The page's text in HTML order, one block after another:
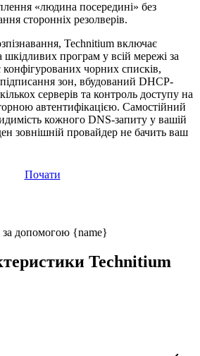
«людина посередині» без
сторонніх резолверів.
Technitium включає
програм у всій мережі за
чорних списків,
зон, вбудований DHCP-
серверів та контроль доступу на
автентифікацією. Самостійний
кожного DNS-запиту у вашій
зовнішній провайдер не бачить ваш
Почати
Technitium